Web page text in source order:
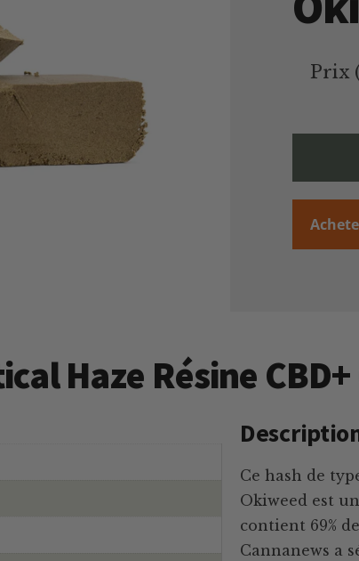
Prix
Haze Résine
Ce hash de
Okiweed est
contient 69%
Cannanews a